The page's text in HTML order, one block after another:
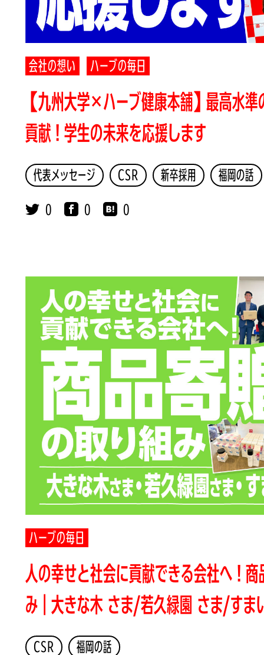
会社の想い ハーブの毎日
【九州大学×ハーブ健康本舗】最高水
貢献！学生の未来を応援します
代表メッセージ CSR 新卒採用 福岡の話
0 0 0
ハーブの毎日
人の幸せと社会に貢献できる会社へ！
み｜大きな木 さま/若久緑園 さま/すま
CSR 福岡の話